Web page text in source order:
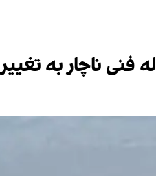
فنی ناچار به